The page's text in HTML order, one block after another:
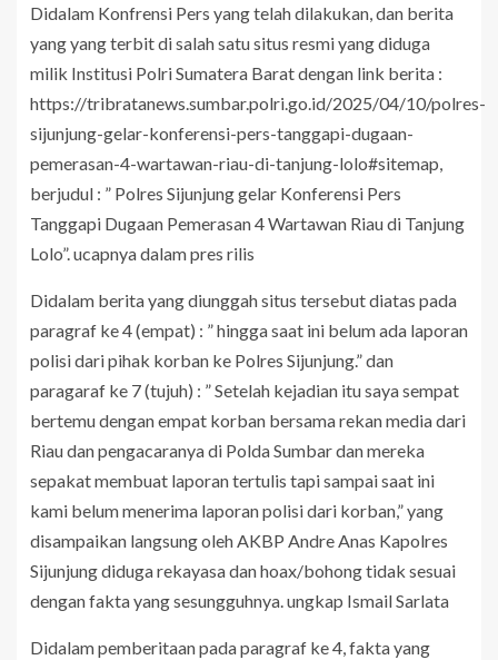
Didalam Konfrensi Pers yang telah dilakukan, dan berita
yang yang terbit di salah satu situs resmi yang diduga
milik Institusi Polri Sumatera Barat dengan link berita :
https://tribratanews.sumbar.polri.go.id/2025/04/10/polres-
sijunjung-gelar-konferensi-pers-tanggapi-dugaan-
pemerasan-4-wartawan-riau-di-tanjung-lolo#sitemap,
berjudul : ” Polres Sijunjung gelar Konferensi Pers
Tanggapi Dugaan Pemerasan 4 Wartawan Riau di Tanjung
Lolo”. ucapnya dalam pres rilis
Didalam berita yang diunggah situs tersebut diatas pada
paragraf ke 4 (empat) : ” hingga saat ini belum ada laporan
polisi dari pihak korban ke Polres Sijunjung.” dan
paragaraf ke 7 (tujuh) : ” Setelah kejadian itu saya sempat
bertemu dengan empat korban bersama rekan media dari
Riau dan pengacaranya di Polda Sumbar dan mereka
sepakat membuat laporan tertulis tapi sampai saat ini
kami belum menerima laporan polisi dari korban,” yang
disampaikan langsung oleh AKBP Andre Anas Kapolres
Sijunjung diduga rekayasa dan hoax/bohong tidak sesuai
dengan fakta yang sesungguhnya. ungkap Ismail Sarlata
Didalam pemberitaan pada paragraf ke 4, fakta yang